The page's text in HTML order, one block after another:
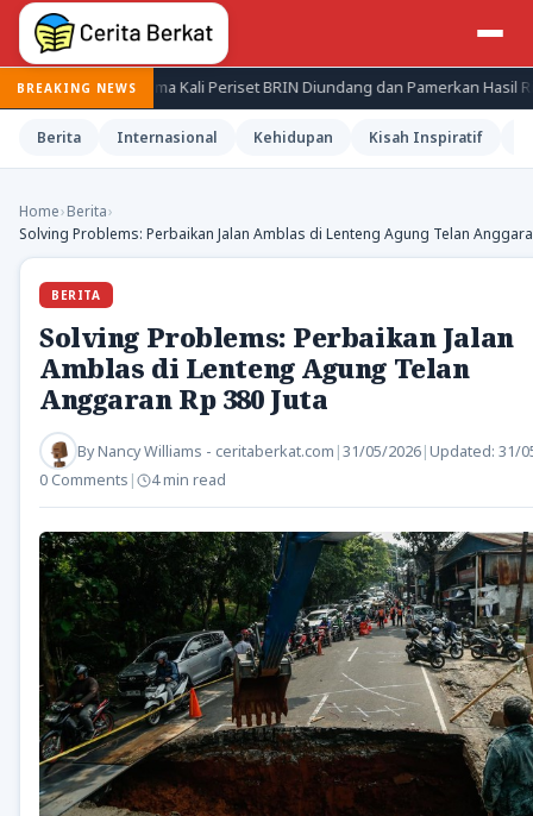
BREAKING NEWS
Pertama Kali Periset BRIN Diundang dan Pamerkan Hasil Riset di Istana
Berita Internasional Kehidupan Kisah Inspiratif
Home›Berita›
Solving Problems: Perbaikan Jalan Amblas di Lenteng Agung Telan
BERITA
Solving Problems: Perbaikan Jalan
Amblas di Lenteng Agung Telan
Anggaran Rp 380 Juta
ByNancy Williams - ceritaberkat.com |31/05/2026| Updated: 31/
0 Comments | 4 min read